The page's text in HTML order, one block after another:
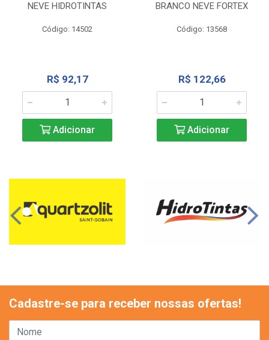
NEVE HIDROTINTAS
Código: 14502
R$ 92,17
Adicionar
BRANCO NEVE FORTEX
Código: 13568
R$ 122,66
Adicionar
Cadastre-se para receber nossas ofertas!